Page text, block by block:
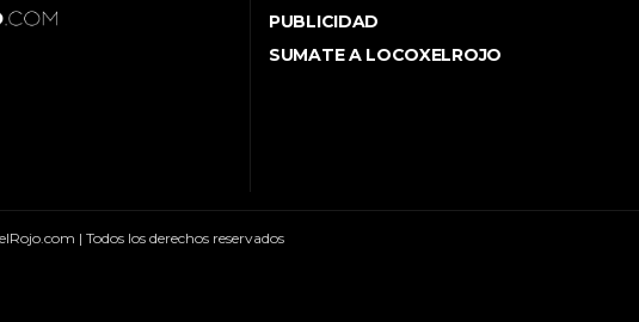
PUBLICIDAD
SUMATE A LOCOXELROJO
| Todos los derechos reservados